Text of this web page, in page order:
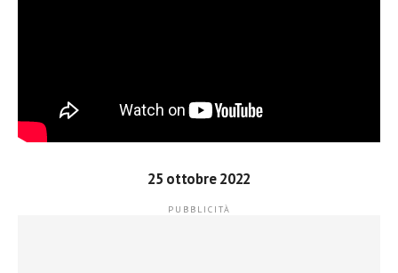
25 ottobre 2022